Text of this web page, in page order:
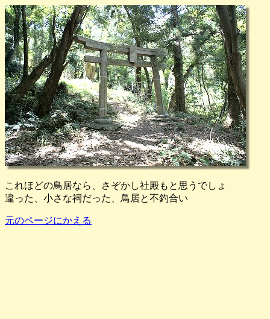
これほどの鳥居なら、さぞかし社殿もと思うでしょ
違った、小さな祠だった、鳥居と不釣合い
元のページにかえる